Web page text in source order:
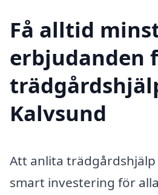
Få alltid
erbjudanden
Kalvsund
Att anlita trädgårdshjälp
smart investering för